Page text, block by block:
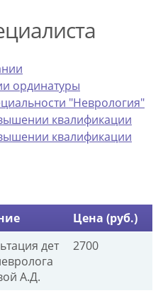
ординатуры
"Неврология"
квалификации
квалификации
Цена (руб.)
дет
А.Д.
2700